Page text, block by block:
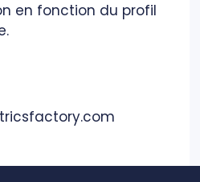
en fonction du profil